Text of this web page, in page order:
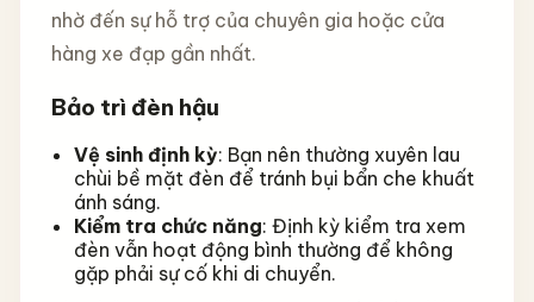
nhờ đến sự hỗ trợ của chuyên gia hoặc cửa
hàng xe đạp gần nhất.
Bảo trì đèn hậu
Vệ sinh định kỳ: Bạn nên thường xuyên lau
chùi bề mặt đèn để tránh bụi bẩn che khuất
ánh sáng.
Kiểm tra chức năng: Định kỳ kiểm tra xem
đèn vẫn hoạt động bình thường để không
gặp phải sự cố khi di chuyển.